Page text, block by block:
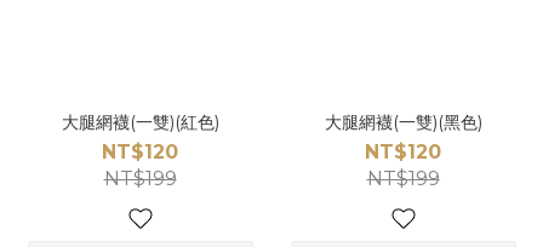
大腿網襪(一雙)(紅色)
NT$120
NT$199
大腿網襪(一雙)(黑色)
NT$120
NT$199